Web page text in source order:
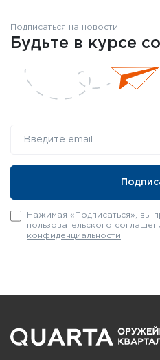
Подписаться на новости
Будьте в курсе
Нажимая «Подписаться», вы
пользовательского
конфиденциальности